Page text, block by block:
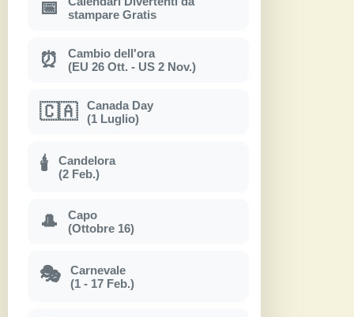
📅
stampare Gratis
⏰
Cambio dell'ora
(EU 26 Ott. - US 2 Nov.)
🇨🇦
Canada Day
(1 Luglio)
🕯
Candelora
(2 Feb.)
🎩
Capo
(Ottobre 16)
🎭
Carnevale
(1 - 17 Feb.)